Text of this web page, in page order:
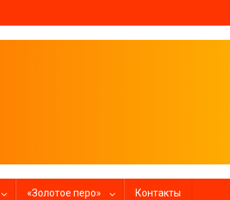
«Золотое перо» Контакты